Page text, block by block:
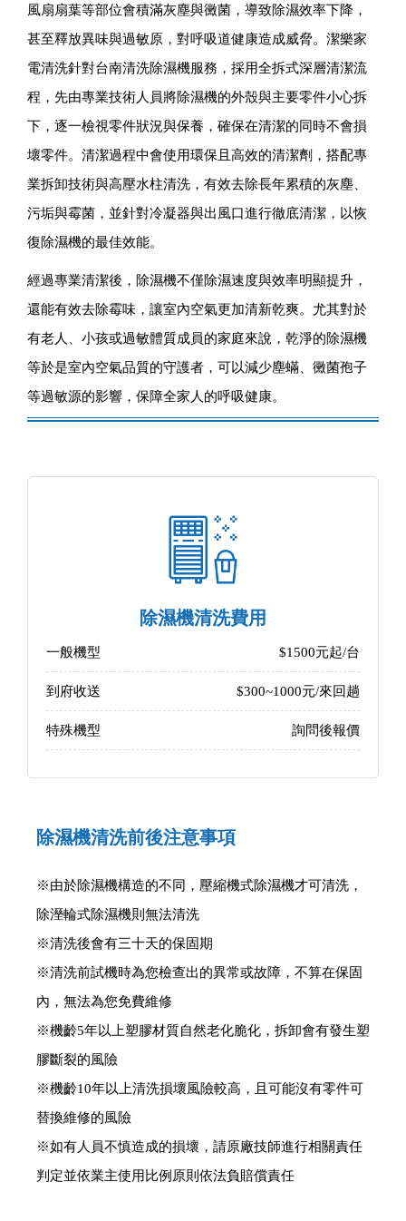
風扇扇葉等部位會積滿灰塵與黴菌，導致除濕效率下降，
甚至釋放異味與過敏原，對呼吸道健康造成威脅。潔樂家
電清洗針對台南清洗除濕機服務，採用全拆式深層清潔流
程，先由專業技術人員將除濕機的外殼與主要零件小心拆
下，逐一檢視零件狀況與保養，確保在清潔的同時不會損
壞零件。清潔過程中會使用環保且高效的清潔劑，搭配專
業拆卸技術與高壓水柱清洗，有效去除長年累積的灰塵、
污垢與霉菌，並針對冷凝器與出風口進行徹底清潔，以恢
復除濕機的最佳效能。
經過專業清潔後，除濕機不僅除濕速度與效率明顯提升，
還能有效去除霉味，讓室內空氣更加清新乾爽。尤其對於
有老人、小孩或過敏體質成員的家庭來說，乾淨的除濕機
等於是室內空氣品質的守護者，可以減少塵蟎、黴菌孢子
等過敏源的影響，保障全家人的呼吸健康。
除濕機清洗費用
一般機型 $1500元起/台
到府收送 $300~1000元/來回趟
特殊機型 詢問後報價
除濕機清洗前後注意事項
※由於除濕機構造的不同，壓縮機式除濕機才可清洗，
除溼輪式除濕機則無法清洗
※清洗後會有三十天的保固期
※清洗前試機時為您檢查出的異常或故障，不算在保固
內，無法為您免費維修
※機齡5年以上塑膠材質自然老化脆化，拆卸會有發生塑
膠斷裂的風險
※機齡10年以上清洗損壞風險較高，且可能沒有零件可
替換維修的風險
※如有人員不慎造成的損壞，請原廠技師進行相關責任
判定並依業主使用比例原則依法負賠償責任